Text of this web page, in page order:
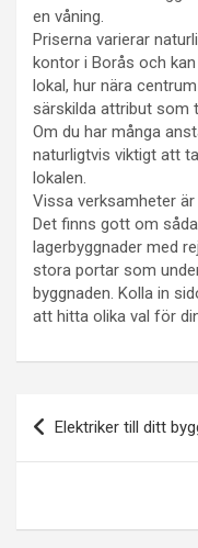
en våning.
Priserna varierar
kontor i Borås och
lokal, hur nära
särskilda attribut som
Om du har många
naturligtvis viktigt att
lokalen.
Vissa verksamheter
Det finns gott om
lagerbyggnader med
stora portar som
byggnaden. Kolla in
att hitta olika val för
Elektriker till ditt